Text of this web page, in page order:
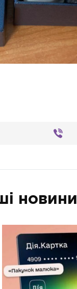
новини